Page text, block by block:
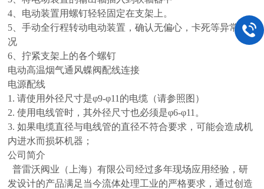
4、电动装置用螺钉轻轻固定在支架上。
5、手动全行程转动电动装置，确认无偏心，卡死等异常情
况
6、拧紧支架上的各个螺钉
电动高温烟气通风蝶阀配线连接
电源配线
1. 请使用外径尺寸是φ9-φ11的电缆（请参照图）
2. 使用电线管时，其外径尺寸也必须是φ6-φ11。
3. 如果电缆直径与电线管的直径不符合要求，可能会造成机
内进水而损坏机器；
公司简介
普雷沃阀业（上海）有限公司经过多年现场应用经验，研
发设计的产品满足当今流体处理工业的严格要求，通过创造